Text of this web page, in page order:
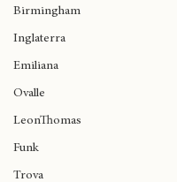
Kofi Stone
Birmingham
Inglaterra
Emiliana
Ovalle
LeonThomas